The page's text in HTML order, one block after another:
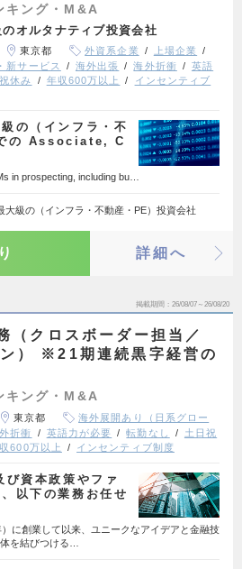
キング・M&A
オルタナティブ投資会社
東京都 外資系企業
上場企業
新サービス 海外出張 海外折衝
英語
休み 年収600万以上
インセンティブ
の（インフラ・不
の Associate, C
in prospecting, including bu…
大級の（インフラ・不動産・PE）投資会社
詳細へ
掲載期間 26/08/07～26/08/20
（クロスボーダー担当／
） ※21期連続黒字経営の
キング・M&A
東京都
海外展開あり（日系グロー
折衝 英語力が必要 転勤なし
土日祝
600万以上 インセンティブ制度
び資本政策やファ
以下の業務お任せ
に創業して以来、ユニークなアイデアと金融技
を結びつける…